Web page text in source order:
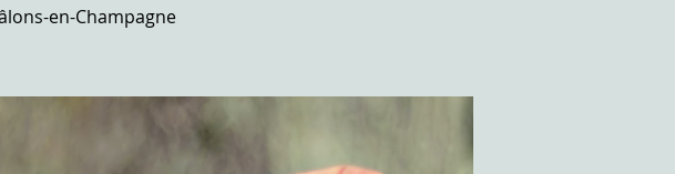
en-Champagne